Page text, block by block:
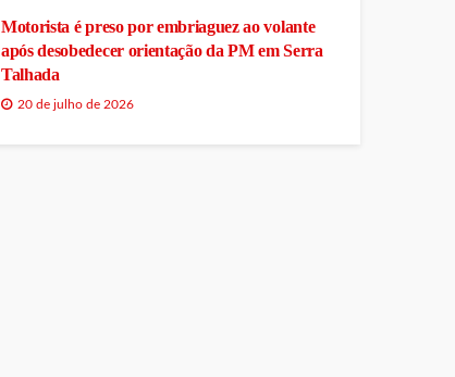
Motorista é preso por embriaguez ao volante
após desobedecer orientação da PM em Serra
Talhada
20 de julho de 2026